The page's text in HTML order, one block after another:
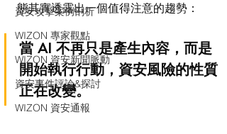
資安攻擊案例剖析
WIZON 專家觀點
WIZON 資安新聞脈動
資安事件評論&探討
WIZON 資安通報
態其實透露出一個值得注意的趨勢：
當 AI 不再只是產生內容，而是
開始執行行動，資安風險的性質
正在改變。